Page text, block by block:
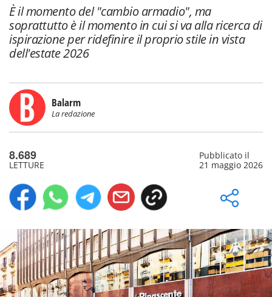
È il momento del "cambio armadio", ma
soprattutto è il momento in cui si va alla ricerca di
ispirazione per ridefinire il proprio stile in vista
dell'estate 2026
Balarm
La redazione
8.689
LETTURE
Pubblicato il
21 maggio 2026